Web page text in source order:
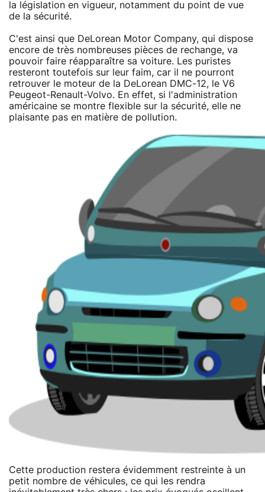
la législation en vigueur, notamment du point de vue
de la sécurité.
C'est ainsi que DeLorean Motor Company, qui dispose
encore de très nombreuses pièces de rechange, va
pouvoir faire réapparaître sa voiture. Les puristes
resteront toutefois sur leur faim, car il ne pourront
retrouver le moteur de la DeLorean DMC-12, le V6
Peugeot-Renault-Volvo. En effet, si l'administration
américaine se montre flexible sur la sécurité, elle ne
plaisante pas en matière de pollution.
Cette production restera évidemment restreinte à un
petit nombre de véhicules, ce qui les rendra